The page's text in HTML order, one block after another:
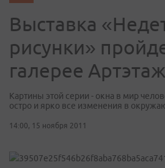
Выставка
рисунки»
галерее Артэтаж
Картины этой серии - окна в мир
остро и ярко все изменения в
14:00, 15 ноября 2011